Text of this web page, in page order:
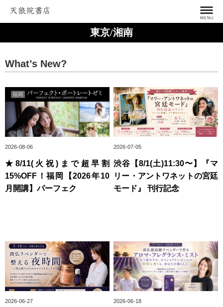
東京/湘南
What’s New?
2026-08-06
★8/11(火祝)まで超早割
15%OFF！福岡【2026年10
月開講】パーフェク
2026-07-05
渋谷【8/1(土)11:30〜】『マ
リー・アントワネットの宮廷
モード』 刊行記念
2026-06-27 2026-06-18